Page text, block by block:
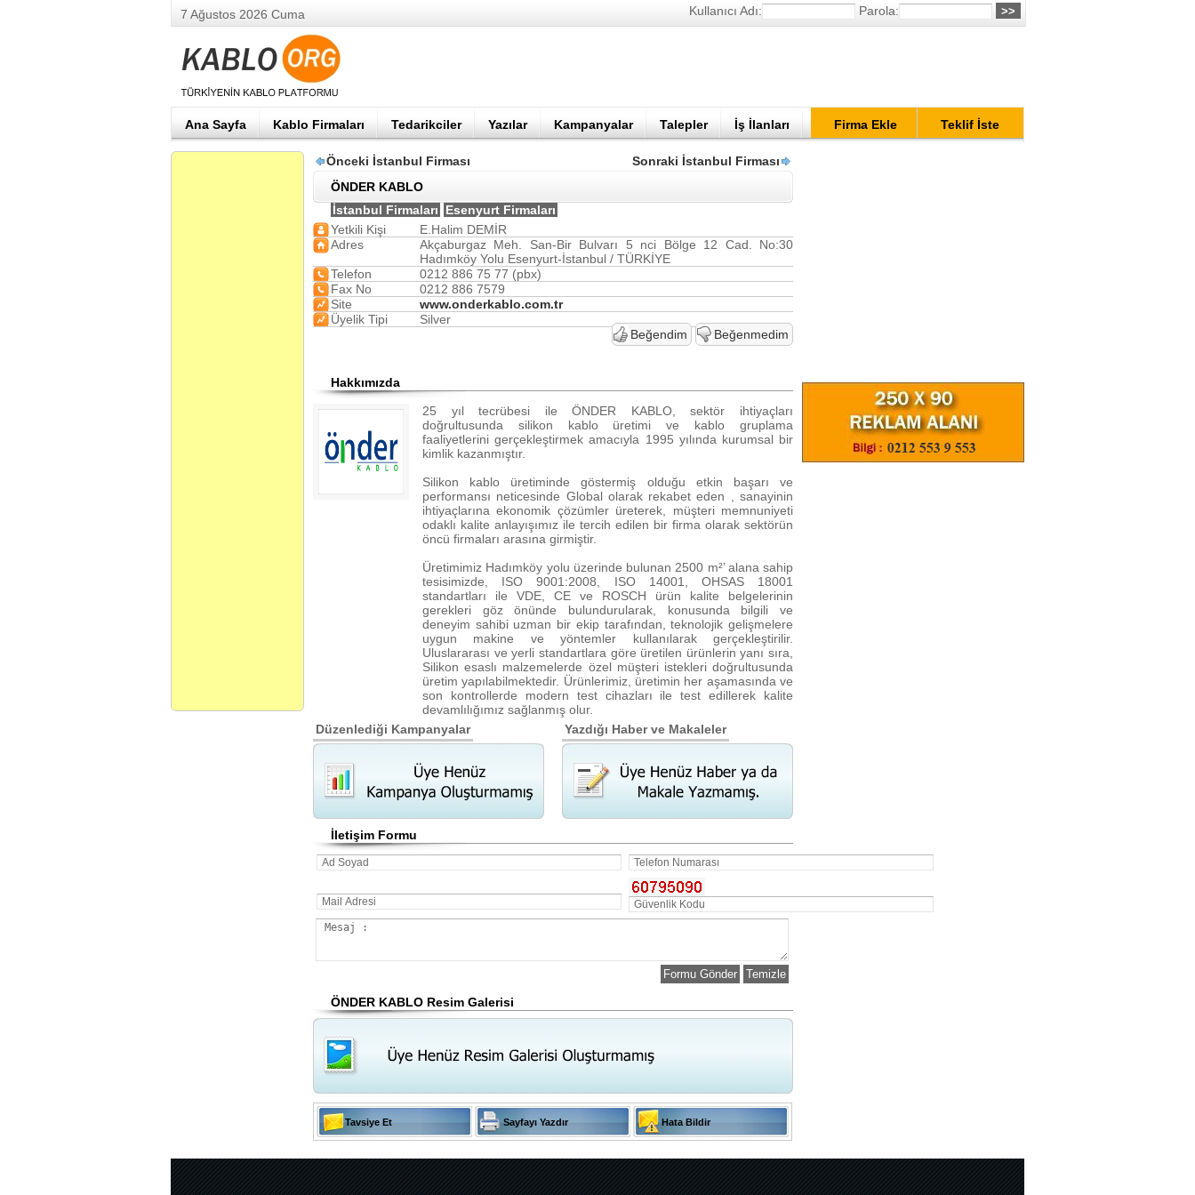
7 Ağustos 2026 Cuma Kullanıcı Adı: Parola:
Ana Sayfa Kablo Firmaları Tedarikciler Yazılar Kampanyalar Talepler İş İlanları Teklif İste
Firma Ekle
Önceki İstanbul Firması
Sonraki İstanbul Firması
ÖNDER KABLO
İstanbul Firmaları
Esenyurt Firmaları
Yetkili Kişi
E.Halim DEMİR
Adres
Akçaburgaz Meh. San-Bir Bulvarı 5 nci Bölge 12 Cad. No:30
Hadımköy Yolu Esenyurt-İstanbul / TÜRKİYE
Telefon
0212 886 75 77 (pbx)
Fax No
0212 886 7579
Site
www.onderkablo.com.tr
Üyelik Tipi
Silver
Beğendim
Beğenmedim
Hakkımızda
25 yıl tecrübesi ile ÖNDER KABLO, sektör ihtiyaçları
doğrultusunda silikon kablo üretimi ve kablo gruplama
faaliyetlerini gerçekleştirmek amacıyla 1995 yılında kurumsal bir
kimlik kazanmıştır.
Silikon kablo üretiminde göstermiş olduğu etkin başarı ve
performansı neticesinde Global olarak rekabet eden , sanayinin
ihtiyaçlarına ekonomik çözümler üreterek, müşteri memnuniyeti
odaklı kalite anlayışımız ile tercih edilen bir firma olarak sektörün
öncü firmaları arasına girmiştir.
Üretimimiz Hadımköy yolu üzerinde bulunan 2500 m²’ alana sahip
tesisimizde, ISO 9001:2008, ISO 14001, OHSAS 18001
standartları ile VDE, CE ve ROSCH ürün kalite belgelerinin
gerekleri göz önünde bulundurularak, konusunda bilgili ve
deneyim sahibi uzman bir ekip tarafından, teknolojik gelişmelere
uygun makine ve yöntemler kullanılarak gerçekleştirilir.
Uluslararası ve yerli standartlara göre üretilen ürünlerin yanı sıra,
Silikon esaslı malzemelerde özel müşteri istekleri doğrultusunda
üretim yapılabilmektedir. Ürünlerimiz, üretimin her aşamasında ve
son kontrollerde modern test cihazları ile test edillerek kalite
devamlılığımız sağlanmış olur.
Düzenlediği Kampanyalar
Yazdığı Haber ve Makaleler
İletişim Formu
ÖNDER KABLO Resim Galerisi
Tavsiye Et Sayfayı Yazdır Hata Bildir